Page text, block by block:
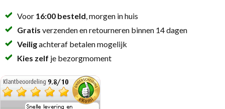
Voor 16:00 besteld, morgen in huis
Gratis verzenden en retourneren binnen 14 dagen
Veiligachteraf betalen mogelijk
Kies zelf je bezorgmoment